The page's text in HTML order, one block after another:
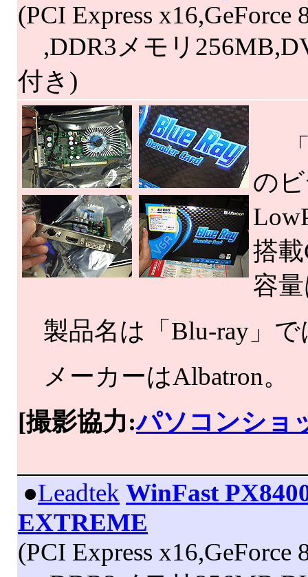
(PCI Express x16,GeForce
,DDR3メモリ
付き)
「
の
搭載
容
製品名は「Blu-ray」で
メーカーはAlbatron。
[撮影協力:パソコンショ
●Leadtek WinFast
EXTREME
(PCI Express x16,GeForce